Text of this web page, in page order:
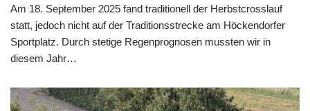
Am 18. September 2025 fand traditionell der Herbstcrosslauf
statt, jedoch nicht auf der Traditionsstrecke am Höckendorfer
Sportplatz. Durch stetige Regenprognosen mussten wir in
diesem Jahr…